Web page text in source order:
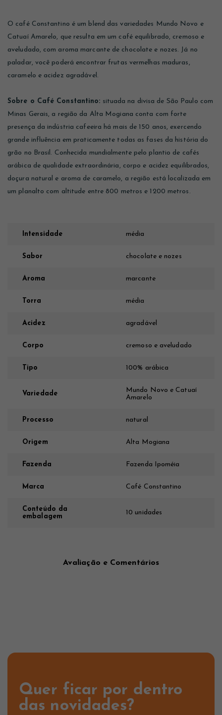
O café Constantino é um blend das variedades Mundo Novo e
Catuaí Amarelo, que resulta em um café equilibrado, cremoso e
aveludado, com aroma marcante de chocolate e nozes. Já no
paladar, você poderá encontrar frutas vermelhas maduras,
caramelo e acidez agradável.
Sobre o Café Constantino: situada na divisa de São Paulo com
Minas Gerais, a região da Alta Mogiana conta com forte
presença da indústria cafeeira há mais de 150 anos, exercendo
grande influência em praticamente todas as fases da história do
grão no Brasil. Conhecida mundialmente pelo plantio de cafés
arábica de qualidade extraordinária, corpo e acidez equilibrados,
doçura natural e aroma de caramelo, a região está localizada em
um planalto com altitude entre 800 metros e 1200 metros.
Intensidade média
Sabor chocolate e nozes
Aroma marcante
Torra média
Acidez agradável
Corpo cremoso e aveludado
Tipo 100% arábica
Variedade
Mundo Novo e Catuaí
Amarelo
Processo natural
Origem Alta Mogiana
Fazenda Fazenda Ipoméia
Marca Café Constantino
Conteúdo da
embalagem
10 unidades
Avaliação e Comentários
Quer ficar por dentro
das novidades?